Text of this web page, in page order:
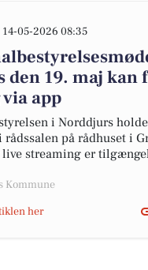
14-05-2026 08:35
den 19. maj kan
app
i Norddjurs
rådssalen på rådhuset i
live streaming er
Kommune
her